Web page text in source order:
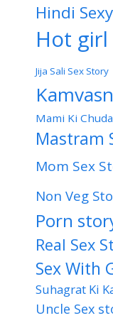
Hindi
Hot girl
Jija Sali Sex Story
Mami Ki
Mastram
Mom Sex
Non Veg
Porn
Real Sex
Sex With
Suhagrat Ki
Uncle Sex